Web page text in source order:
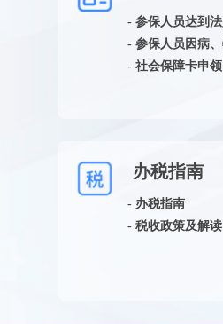
办税指南
- 办税指南
- 税收政策及解读